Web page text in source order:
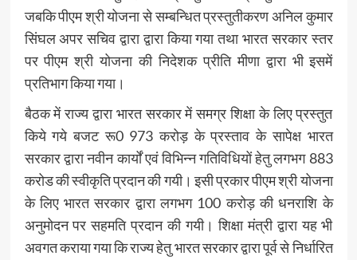
जबकि पीएम श्री योजना से सम्बन्धित प्रस्तुतीकरण अनिल कुमार
सिंघल अपर सचिव द्वारा द्वारा किया गया तथा भारत सरकार स्तर
पर पीएम श्री योजना की निदेशक प्रीति मीणा द्वारा भी इसमें
प्रतिभाग किया गया।
बैठक में राज्य द्वारा भारत सरकार में समग्र शिक्षा के लिए प्रस्तुत
किये गये बजट रू0 973 करोड़ के प्रस्ताव के सापेक्ष भारत
सरकार द्वारा नवीन कार्यों एवं विभिन्न गतिविधियों हेतु लगभग 883
करोड की स्वीकृति प्रदान की गयी। इसी प्रकार पीएम श्री योजना
के लिए भारत सरकार द्वारा लगभग 100 करोड़ की धनराशि के
अनुमोदन पर सहमति प्रदान की गयी। शिक्षा मंत्री द्वारा यह भी
अवगत कराया गया कि राज्य हेतु भारत सरकार द्वारा पूर्व से निर्धारित